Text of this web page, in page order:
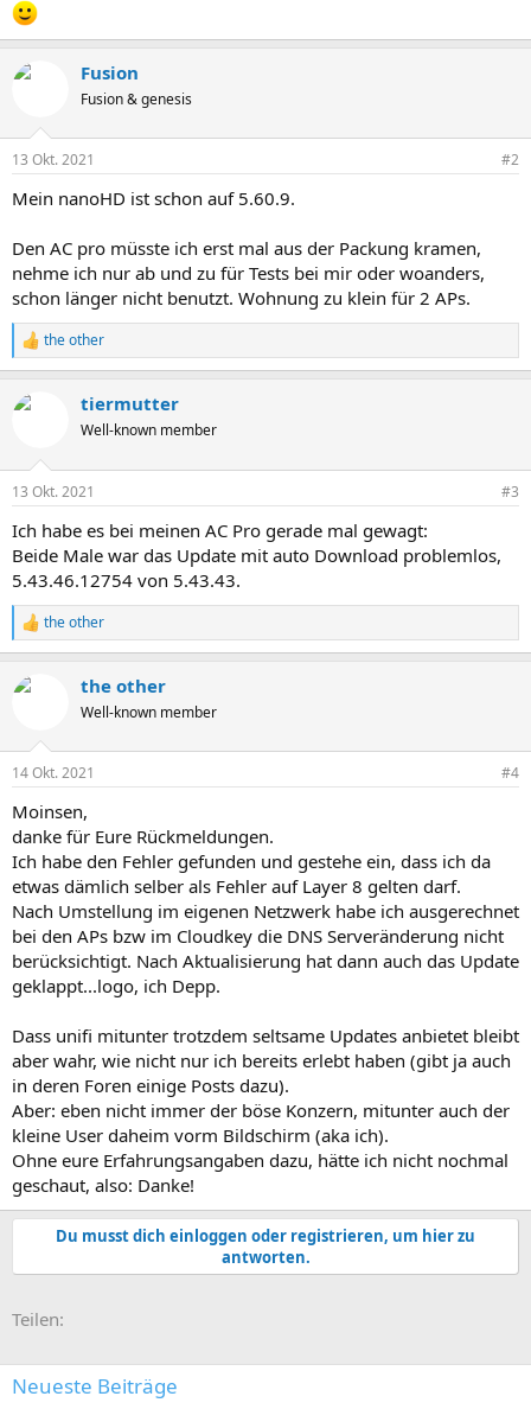
Fusion
Fusion & genesis
13 Okt. 2021 #2
Mein nanoHD ist schon auf 5.60.9.
Den AC pro müsste ich erst mal aus der Packung kramen,
nehme ich nur ab und zu für Tests bei mir oder woanders,
schon länger nicht benutzt. Wohnung zu klein für 2 APs.
R
e
k
e
:
the other
tiermutter
Well-known member
13 Okt. 2021 #3
Ich habe es bei meinen AC Pro gerade mal gewagt:
Beide Male war das Update mit auto Download problemlos,
5.43.46.12754 von 5.43.43.
R
e
k
e
:
the other
the other
Well-known member
14 Okt. 2021 #4
Moinsen,
danke für Eure Rückmeldungen.
Ich habe den Fehler gefunden und gestehe ein, dass ich da
etwas dämlich selber als Fehler auf Layer 8 gelten darf.
Nach Umstellung im eigenen Netzwerk habe ich ausgerechnet
bei den APs bzw im Cloudkey die DNS Serveränderung nicht
berücksichtigt. Nach Aktualisierung hat dann auch das Update
geklappt...logo, ich Depp.
Dass unifi mitunter trotzdem seltsame Updates anbietet bleibt
aber wahr, wie nicht nur ich bereits erlebt haben (gibt ja auch
in deren Foren einige Posts dazu).
Aber: eben nicht immer der böse Konzern, mitunter auch der
kleine User daheim vorm Bildschirm (aka ich).
Ohne eure Erfahrungsangaben dazu, hätte ich nicht nochmal
geschaut, also: Danke!
Du musst dich einloggen oder registrieren, um hier zu
antworten.
Teilen:
Neueste Beiträge